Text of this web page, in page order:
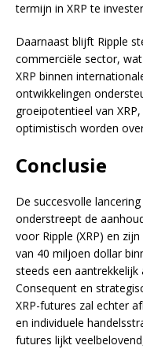
termijn in XRP te
Daarnaast blijft Ripple
commerciële sector,
XRP binnen
ontwikkelingen
groeipotentieel van
optimistisch worden
Conclusie
De succesvolle
onderstreept de
voor Ripple (XRP) en
van 40 miljoen dollar
steeds een
Consequent en
XRP-futures zal echter
en individuele
futures lijkt